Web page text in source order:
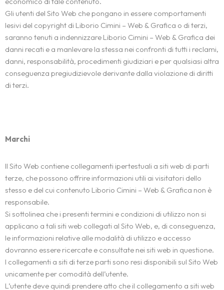
IDEE E PROGETTI
SITI WEB
E-COMMERCE
LANDING PAGES
GRAFICA
FAQ
Notizie e novità
Contatti
Gli utenti del Sito Web che pongano in essere comportamenti
lesivi del copyright di Liborio Cimini – Web & Grafica o di terzi,
saranno tenuti a indennizzare Liborio Cimini – Web & Grafica dei
danni recati e a manlevare la stessa nei confronti di tutti i reclami,
danni, responsabilità, procedimenti giudiziari e per qualsiasi altra
conseguenza pregiudizievole derivante dalla violazione di diritti
di terzi.
Marchi
Il Sito Web contiene collegamenti ipertestuali a siti web di parti
terze, che possono offrire informazioni utili ai visitatori dello
stesso e del cui contenuto Liborio Cimini – Web & Grafica non è
responsabile.
Si sottolinea che i presenti termini e condizioni di utilizzo non si
applicano a tali siti web collegati al Sito Web, e, di conseguenza,
le informazioni relative alle modalità di utilizzo e accesso
dovranno essere ricercate e consultate nei siti web in questione.
I collegamenti a siti di terze parti sono resi disponibili sul Sito Web
unicamente per comodità dell’utente.
L’utente deve quindi prendere atto che il collegamento a siti web